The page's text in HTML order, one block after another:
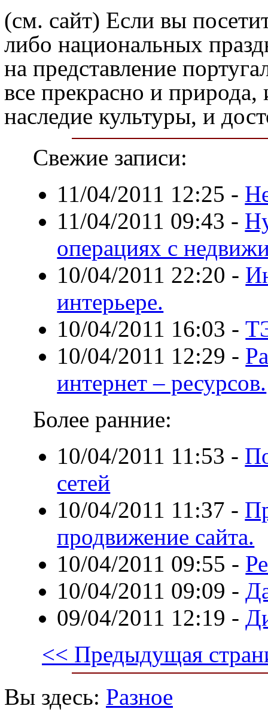
(см. сайт) Если вы
либо национальных
на представление
все прекрасно и
наследие культуры, и
Свежие записи:
11/04/2011 12:25 -
11/04/2011 09:43 -
операциях с
10/04/2011 22:20 -
интерьере.
10/04/2011 16:03 -
10/04/2011 12:29 -
интернет – ресурсов.
Более ранние:
10/04/2011 11:53 -
сетей
10/04/2011 11:37 -
продвижение сайта.
10/04/2011 09:55 -
10/04/2011 09:09 -
09/04/2011 12:19 -
<< Предыдущая
Вы здесь: Разное